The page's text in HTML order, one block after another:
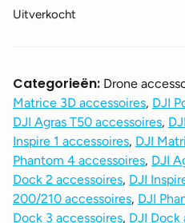
Uitverkocht
Categorieën: Drone
Matrice 3D accessoires, DJI
DJI Agras T50 accessoires,
Inspire 1 accessoires, DJI
Phantom 4 accessoires, DJI
Dock 2 accessoires, DJI
200/210 accessoires, DJI
Dock 3 accessoires, DJI Dock